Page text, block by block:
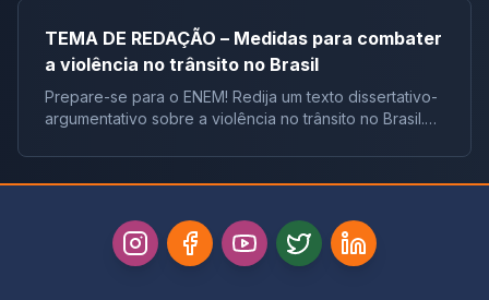
TEMA DE REDAÇÃO – Medidas para combater
a violência no trânsito no Brasil
Prepare-se para o ENEM! Redija um texto dissertativo-
argumentativo sobre a violência no trânsito no Brasil.
repertórios socioculturais relevantes para const